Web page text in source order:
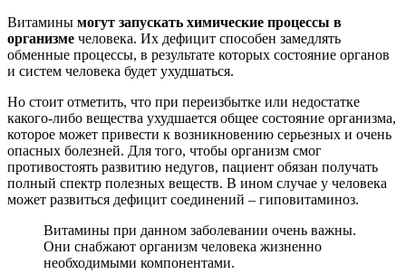
Витамины могут запускать химические процессы в
организме человека. Их дефицит способен замедлять
обменные процессы, в результате которых состояние органов
и систем человека будет ухудшаться.
Но стоит отметить, что при переизбытке или недостатке
какого-либо вещества ухудшается общее состояние организма,
которое может привести к возникновению серьезных и очень
опасных болезней. Для того, чтобы организм смог
противостоять развитию недугов, пациент обязан получать
полный спектр полезных веществ. В ином случае у человека
может развиться дефицит соединений – гиповитаминоз.
Витамины при данном заболевании очень важны.
Они снабжают организм человека жизненно
необходимыми компонентами.